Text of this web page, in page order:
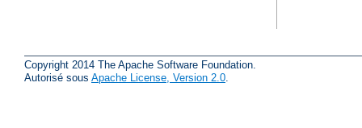
Copyright 2014 The Apache Software Foundation.
Autorisé sous Apache License, Version 2.0